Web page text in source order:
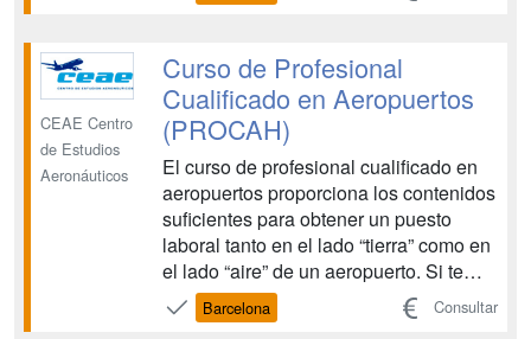
Cursos de Técnicos de Operaciones
de prestigio que colabora con las
principales compañías aéreas en la
forma...
CEAE Centro
de Estudios
Aeronáuticos
Curso de Profesional
Cualificado en Aeropuertos
(PROCAH)
El curso de profesional cualificado en
aeropuertos proporciona los contenidos
suficientes para obtener un puesto
laboral tanto en el lado “tierra” como en
el lado “aire” de un aeropuerto. Si te
gusta esta profesión no será difícil
conseguir tu implicación lo que
Barcelona Consultar